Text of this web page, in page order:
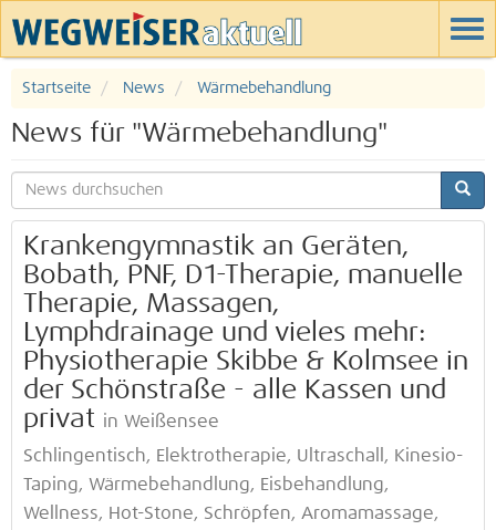
Startseite News Wärmebehandlung
News für "Wärmebehandlung"
Krankengymnastik an Geräten,
Bobath, PNF, D1-Therapie, manuelle
Therapie, Massagen,
Lymphdrainage und vieles mehr:
Physiotherapie Skibbe & Kolmsee in
der Schönstraße - alle Kassen und
privat in Weißensee
Schlingentisch, Elektrotherapie, Ultraschall, Kinesio-
Taping, Wärmebehandlung, Eisbehandlung,
Wellness, Hot-Stone, Schröpfen, Aromamassage,